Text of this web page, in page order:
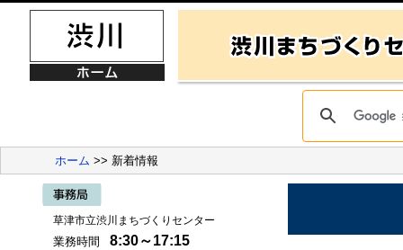
ホーム >> 新着情報
草津市立渋川まちづくりセンター
業務時間 8:30～17:15